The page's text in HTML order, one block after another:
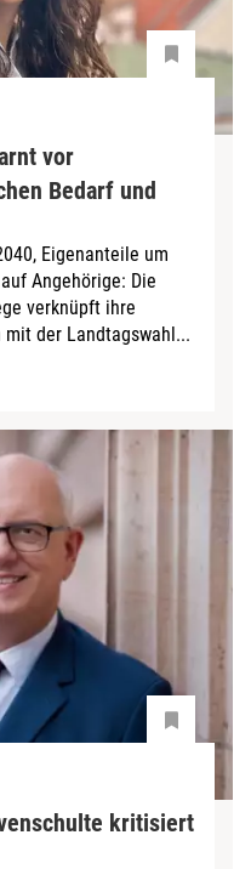
vor
Bedarf und
Eigenanteile um
Angehörige: Die
verknüpft ihre
der Landtagswahl...
kritisiert